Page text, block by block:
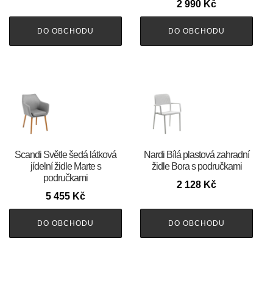
DO OBCHODU
2 990 Kč
DO OBCHODU
Scandi Světle šedá látková
jídelní židle Marte s
područkami
5 455 Kč
DO OBCHODU
Nardi Bílá plastová zahradní
židle Bora s područkami
2 128 Kč
DO OBCHODU